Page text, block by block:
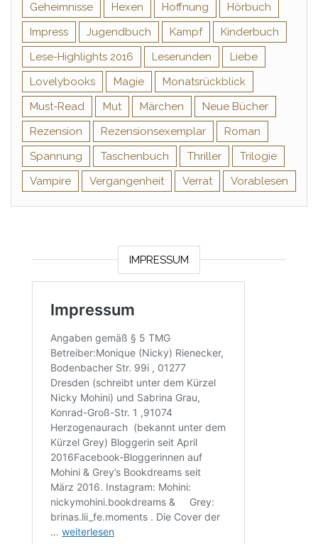
Geheimnisse
Hexen Hoffnung
Hörbuch
Impress
Jugendbuch Kampf
Kinderbuch
Lese-Highlights 2016
Leserunden
Liebe
Lovelybooks
Magie
Monatsrückblick
Must-Read
Mut Märchen
Neue Bücher
Rezension
Rezensionsexemplar
Roman
Spannung
Taschenbuch Thriller
Trilogie
Vampire
Vergangenheit Verrat Vorablesen
IMPRESSUM